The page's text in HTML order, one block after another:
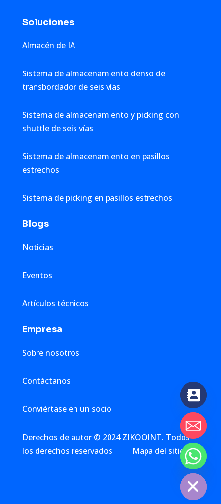
Soluciones
Almacén de IA
Sistema de almacenamiento denso de
transbordador de seis vías
Sistema de almacenamiento y picking con
shuttle de seis vías
Sistema de almacenamiento en pasillos
estrechos
Sistema de picking en pasillos estrechos
Blogs
Noticias
Eventos
Artículos técnicos
Empresa
Sobre nosotros
Contáctanos
Conviértase en un socio
Derechos de autor © 2024 ZIKOOINT. Todos
los derechos reservados
Mapa del sitio
Hide
chaty